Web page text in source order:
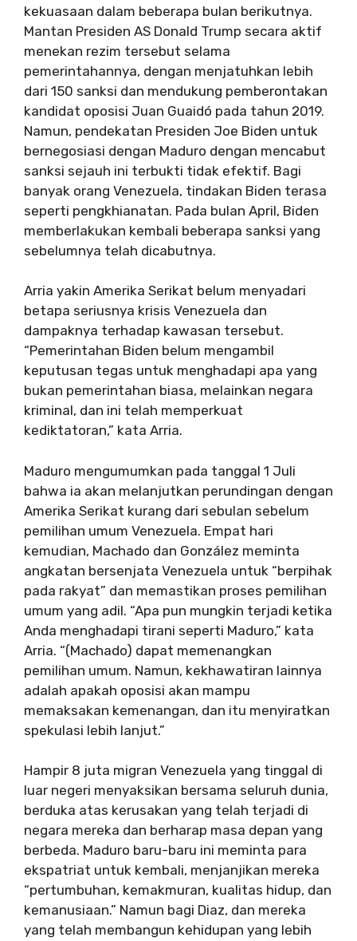
kekuasaan dalam beberapa bulan berikutnya.
Mantan Presiden AS Donald Trump secara aktif
menekan rezim tersebut selama
pemerintahannya, dengan menjatuhkan lebih
dari 150 sanksi dan mendukung pemberontakan
kandidat oposisi Juan Guaidó pada tahun 2019.
Namun, pendekatan Presiden Joe Biden untuk
bernegosiasi dengan Maduro dengan mencabut
sanksi sejauh ini terbukti tidak efektif. Bagi
banyak orang Venezuela, tindakan Biden terasa
seperti pengkhianatan. Pada bulan April, Biden
memberlakukan kembali beberapa sanksi yang
sebelumnya telah dicabutnya.
Arria yakin Amerika Serikat belum menyadari
betapa seriusnya krisis Venezuela dan
dampaknya terhadap kawasan tersebut.
“Pemerintahan Biden belum mengambil
keputusan tegas untuk menghadapi apa yang
bukan pemerintahan biasa, melainkan negara
kriminal, dan ini telah memperkuat
kediktatoran,” kata Arria.
Maduro mengumumkan pada tanggal 1 Juli
bahwa ia akan melanjutkan perundingan dengan
Amerika Serikat kurang dari sebulan sebelum
pemilihan umum Venezuela. Empat hari
kemudian, Machado dan González meminta
angkatan bersenjata Venezuela untuk “berpihak
pada rakyat” dan memastikan proses pemilihan
umum yang adil. “Apa pun mungkin terjadi ketika
Anda menghadapi tirani seperti Maduro,” kata
Arria. “(Machado) dapat memenangkan
pemilihan umum. Namun, kekhawatiran lainnya
adalah apakah oposisi akan mampu
memaksakan kemenangan, dan itu menyiratkan
spekulasi lebih lanjut.”
Hampir 8 juta migran Venezuela yang tinggal di
luar negeri menyaksikan bersama seluruh dunia,
berduka atas kerusakan yang telah terjadi di
negara mereka dan berharap masa depan yang
berbeda. Maduro baru-baru ini meminta para
ekspatriat untuk kembali, menjanjikan mereka
“pertumbuhan, kemakmuran, kualitas hidup, dan
kemanusiaan.” Namun bagi Diaz, dan mereka
yang telah membangun kehidupan yang lebih